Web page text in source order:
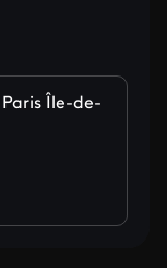
Île-de-